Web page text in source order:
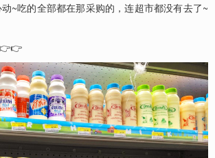
~吃的全部都在那采购的，连超市都没有去了~